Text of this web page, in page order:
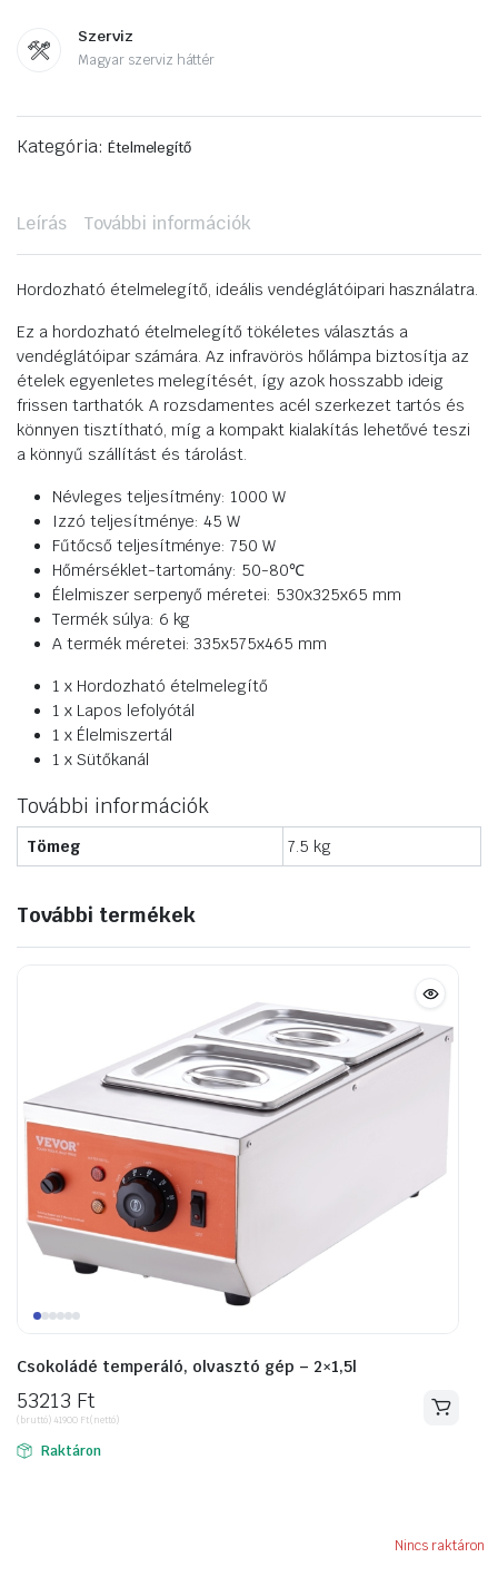
Szerviz
Magyar szerviz háttér
Kategória: Ételmelegítő
Leírás További információk
Hordozható ételmelegítő, ideális vendéglátóipari használatra.
Ez a hordozható ételmelegítő tökéletes választás a
vendéglátóipar számára. Az infravörös hőlámpa biztosítja az
ételek egyenletes melegítését, így azok hosszabb ideig
frissen tarthatók. A rozsdamentes acél szerkezet tartós és
könnyen tisztítható, míg a kompakt kialakítás lehetővé teszi
a könnyű szállítást és tárolást.
Névleges teljesítmény: 1000 W
Izzó teljesítménye: 45 W
Fűtőcső teljesítménye: 750 W
Hőmérséklet-tartomány: 50-80℃
Élelmiszer serpenyő méretei: 530x325x65 mm
Termék súlya: 6 kg
A termék méretei: 335x575x465 mm
1 x Hordozható ételmelegítő
1 x Lapos lefolyótál
1 x Élelmiszertál
1 x Sütőkanál
További információk
Tömeg 7.5 kg
További termékek
Csokoládé temperáló, olvasztó gép – 2×1,5l
53213 Ft
(bruttó) 41900 Ft(nettó)
Raktáron
Nincs raktáron